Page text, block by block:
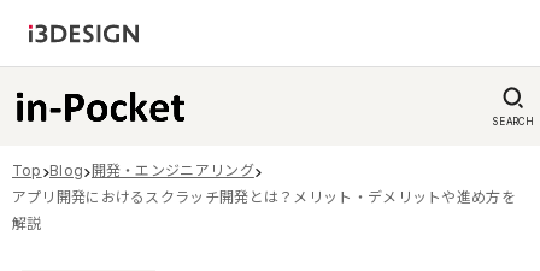
SEARCH
Top Blog
開発・エンジニアリング
アプリ開発におけるスクラッチ開発とは？メリット・デメリットや進め方を
解説